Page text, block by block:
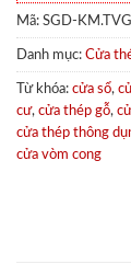
Mã: SGD-
Danh mục: Cửa
Từ khóa: cửa sổ,
cư, cửa thép gỗ,
cửa thép thông
cửa vòm cong